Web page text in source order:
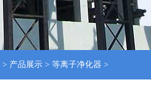
> 产品展示 > 等离子净化器 >